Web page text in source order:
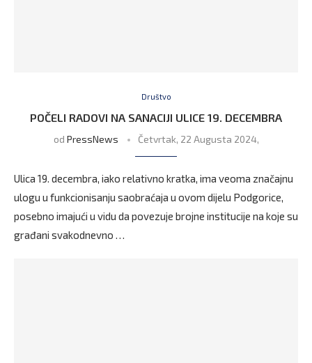
Društvo
POČELI RADOVI NA SANACIJI ULICE 19. DECEMBRA
od PressNews Četvrtak, 22 Augusta 2024,
Ulica 19. decembra, iako relativno kratka, ima veoma značajnu
ulogu u funkcionisanju saobraćaja u ovom dijelu Podgorice,
posebno imajući u vidu da povezuje brojne institucije na koje su
građani svakodnevno …